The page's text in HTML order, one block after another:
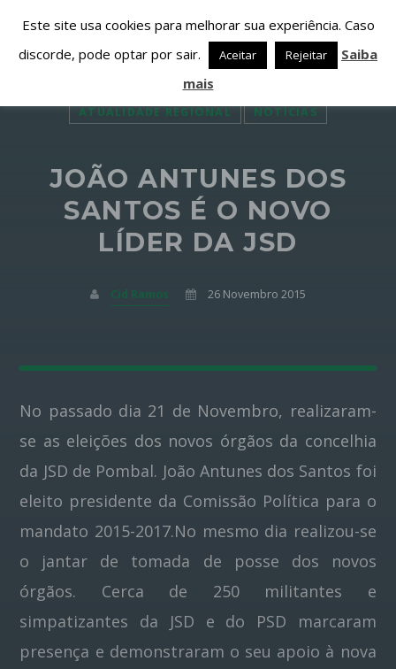
PESQUISAR NESTE WEBSITE:
PARTILHAR ESTA PÁGINA EM:
Pinterest
ATUALIDADE REGIONAL NOTÍCIAS
JOÃO ANTUNES DOS
SANTOS É O NOVO
LÍDER DA JSD
Cid Ramos 26 Novembro 2015
No passado dia 21 de Novembro, realizaram-
se as eleições dos novos órgãos da concelhia
da JSD de Pombal. João Antunes dos Santos foi
eleito presidente da Comissão Política para o
mandato 2015-2017.No mesmo dia realizou-se
o jantar de tomada de posse dos novos
órgãos. Cerca de 250 militantes e
simpatizantes da JSD e do PSD marcaram
presença e demonstraram o seu apoio à nova
Este site usa cookies para melhorar sua experiência. Caso
discorde, pode optar por sair.
Aceitar Rejeitar
Saiba
mais